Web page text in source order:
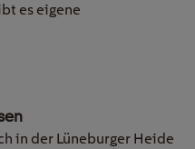
es eigene
in der Lüneburger Heide